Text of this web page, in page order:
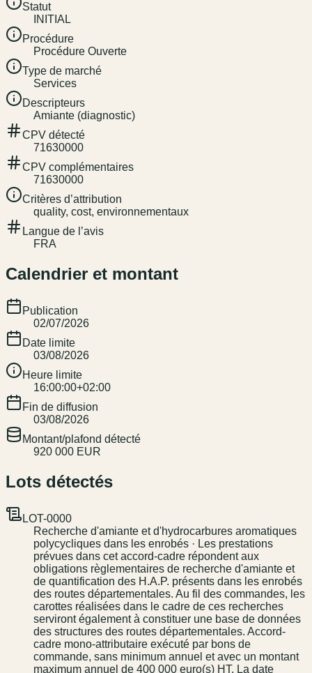
Statut
INITIAL
Procédure
Procédure Ouverte
Type de marché
Services
Descripteurs
Amiante (diagnostic)
CPV détecté
71630000
CPV complémentaires
71630000
Critères d’attribution
quality, cost, environnementaux
Langue de l’avis
FRA
Calendrier et montant
Publication
02/07/2026
Date limite
03/08/2026
Heure limite
16:00:00+02:00
Fin de diffusion
03/08/2026
Montant/plafond détecté
920 000 EUR
Lots détectés
LOT-0000
Recherche d'amiante et d'hydrocarbures aromatiques
polycycliques dans les enrobés · Les prestations
prévues dans cet accord-cadre répondent aux
obligations règlementaires de recherche d'amiante et
de quantification des H.A.P. présents dans les enrobés
des routes départementales. Au fil des commandes, les
carottes réalisées dans le cadre de ces recherches
serviront également à constituer une base de données
des structures des routes départementales. Accord-
cadre mono-attributaire exécuté par bons de
commande, sans minimum annuel et avec un montant
maximum annuel de 400 000 euro(s) HT. La date